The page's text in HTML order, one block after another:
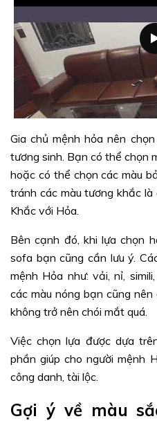
Gia chủ mệnh hỏa nên
tương sinh. Bạn có thể chọn
hoặc có thể chọn các màu
tránh các màu tương khắc
Khắc với Hỏa.
Bên cạnh đó, khi lựa chọn
sofa bạn cũng cần lưu ý.
mệnh Hỏa như: vải, nỉ,
các màu nóng bạn cũng
không trở nên chói mắt quá.
Việc chọn lựa được dựa
phần giúp cho người mệnh
công danh, tài lộc.
Gợi ý về màu